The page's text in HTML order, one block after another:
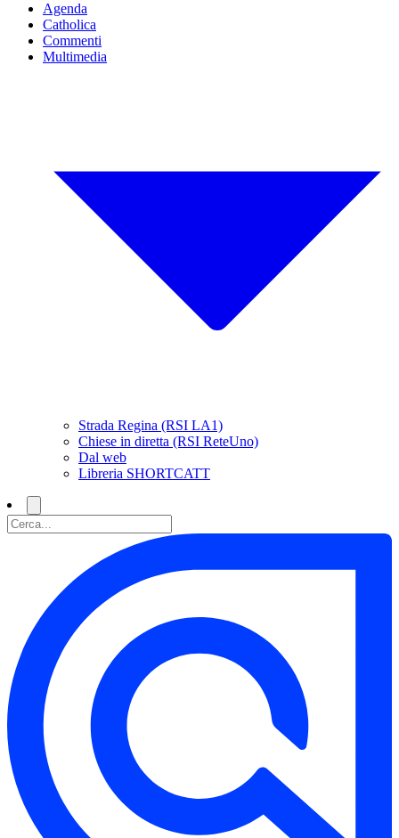
Agenda
Catholica
Commenti
Multimedia
Strada Regina (RSI LA1)
Chiese in diretta (RSI ReteUno)
Dal web
Libreria SHORTCATT